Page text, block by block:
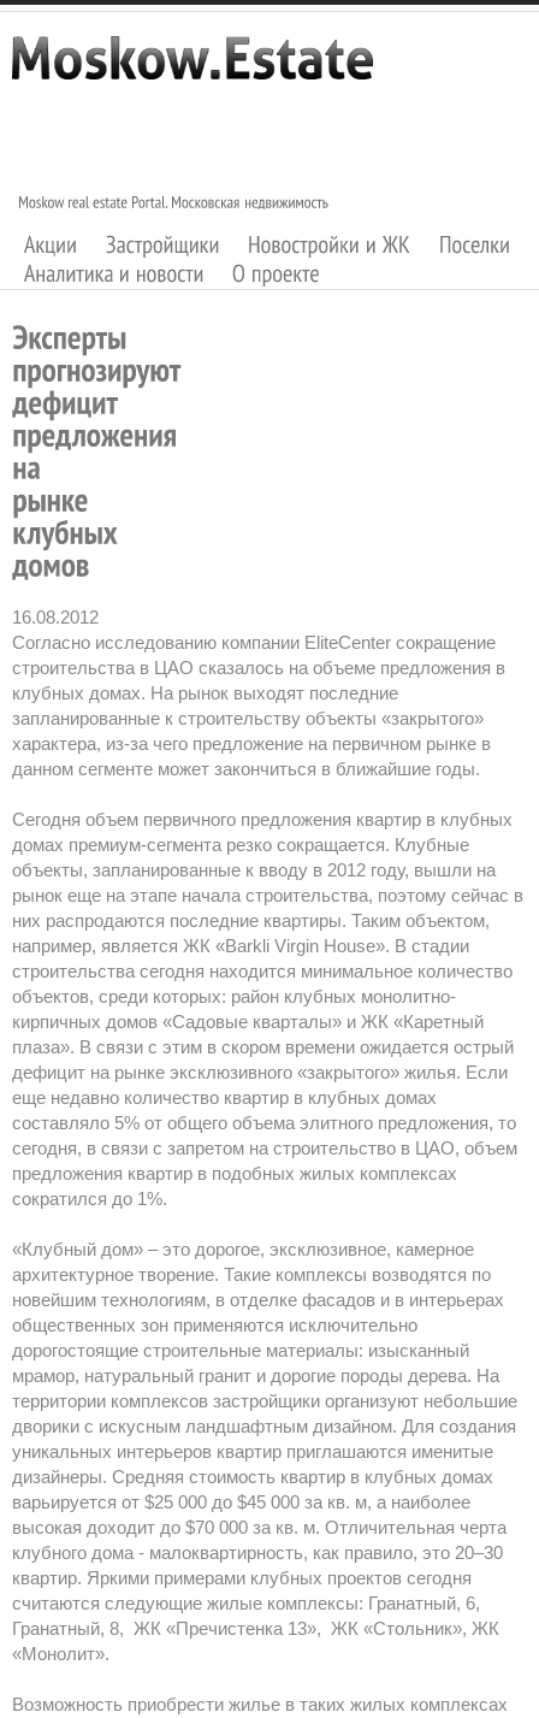
16.08.2012
Согласно исследованию компании EliteCenter сокращение
строительства в ЦАО сказалось на объеме предложения в
клубных домах. На рынок выходят последние
запланированные к строительству объекты «закрытого»
характера, из-за чего предложение на первичном рынке в
данном сегменте может закончиться в ближайшие годы.
Сегодня объем первичного предложения квартир в клубных
домах премиум-сегмента резко сокращается. Клубные
объекты, запланированные к вводу в 2012 году, вышли на
рынок еще на этапе начала строительства, поэтому сейчас в
них распродаются последние квартиры. Таким объектом,
например, является ЖК «Barkli Virgin House». В стадии
строительства сегодня находится минимальное количество
объектов, среди которых: район клубных монолитно-
кирпичных домов «Садовые кварталы» и ЖК «Каретный
плаза». В связи с этим в скором времени ожидается острый
дефицит на рынке эксклюзивного «закрытого» жилья. Если
еще недавно количество квартир в клубных домах
составляло 5% от общего объема элитного предложения, то
сегодня, в связи с запретом на строительство в ЦАО, объем
предложения квартир в подобных жилых комплексах
сократился до 1%.
«Клубный дом» – это дорогое, эксклюзивное, камерное
архитектурное творение. Такие комплексы возводятся по
новейшим технологиям, в отделке фасадов и в интерьерах
общественных зон применяются исключительно
дорогостоящие строительные материалы: изысканный
мрамор, натуральный гранит и дорогие породы дерева. На
территории комплексов застройщики организуют небольшие
дворики с искусным ландшафтным дизайном. Для создания
уникальных интерьеров квартир приглашаются именитые
дизайнеры. Средняя стоимость квартир в клубных домах
варьируется от $25 000 до $45 000 за кв. м, а наиболее
высокая доходит до $70 000 за кв. м. Отличительная черта
клубного дома - малоквартирность, как правило, это 20–30
квартир. Яркими примерами клубных проектов сегодня
считаются следующие жилые комплексы: Гранатный, 6,
Гранатный, 8, ЖК «Пречистенка 13», ЖК «Стольник», ЖК
«Монолит».
Возможность приобрести жилье в таких жилых комплексах